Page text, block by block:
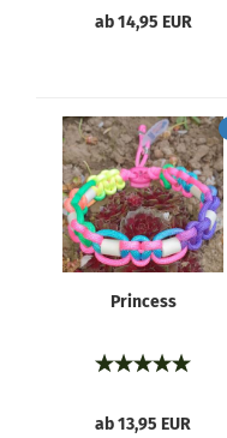
ab 14,95 EUR
Princess
ab 13,95 EUR